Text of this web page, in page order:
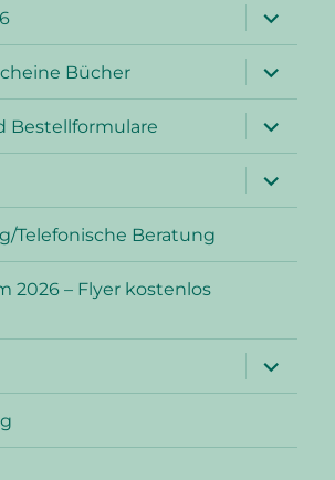
öffnen
Bücher
öffnen
Bestellformulare
öffnen
öffnen
Telefonische Beratung
2026 – Flyer kostenlos
öffnen